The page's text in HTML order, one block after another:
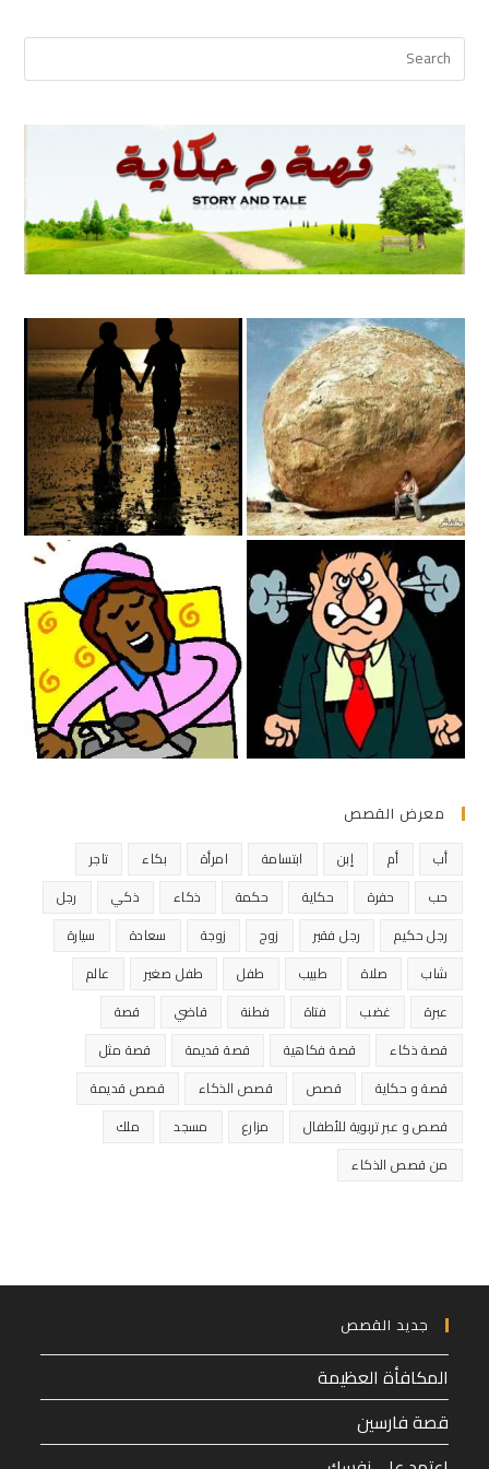
معرض القصص
أب أم إبن ابتسامة امرأة بكاء
تاجر
حب
حفرة حكاية حكمة ذكاء ذكي
رجل
رجل حكيم
رجل فقير زوج زوجة سعادة
سيارة
شاب
صلاة طبيب طفل طفل صغير
عالم
عبرة
غضب فتاة فطنة قاضي
قصة
قصة ذكاء
قصة فكاهية قصة قديمة
قصة مثل
قصة و حكاية
قصص قصص الذكاء
قصص قديمة
قصص و عبر تربوية للأطفال
مزارع مسجد
ملك
من قصص الذكاء
جديد القصص
المكافأة العظيمة
قصة فارسين